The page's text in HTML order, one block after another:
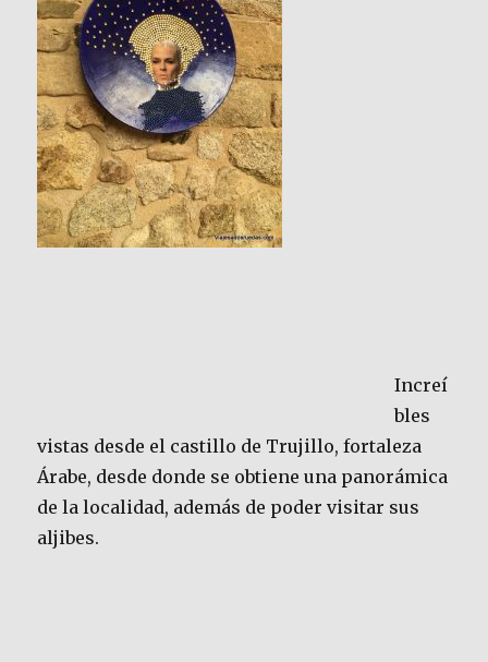
Increí
bles
vistas desde el castillo de Trujillo, fortaleza
Árabe, desde donde se obtiene una panorámica
de la localidad, además de poder visitar sus
aljibes.